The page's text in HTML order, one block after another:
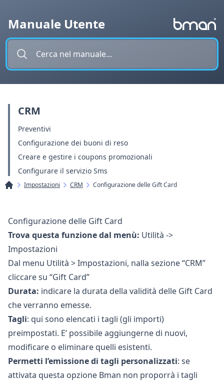
Manuale Utente
CRM
Preventivi
Configurazione dei buoni di reso
Creare e gestire i coupons promozionali
Configurare il servizio Sms
Impostazioni CRM Configurazione delle Gift Card
Configurazione delle Gift Card
Trova questa funzione dal menù: Utilità ->
Impostazioni
Dal menu Utilità > Impostazioni, nalla sezione “CRM”
cliccare su “Gift Card”
Durata: indicare la durata della validità delle Gift Card
che verranno emesse.
Tagli: qui sono elencati i tagli (gli importi)
preimpostati. E’ possibile aggiungerne di nuovi,
modificare o eliminare quelli esistenti.
Permetti l’emissione di tagli personalizzati: se
attivata questa opzione Bman non proporrà i tagli